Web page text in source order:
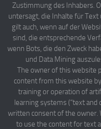
Zustimmung des Inhabers.
untersagt, die Inhalte für
gilt auch, wenn auf der
sind, die entsprechende
wenn Bots, die den Zweck
und Data Mining
The owner of this website
content from this website
training or operation of
learning systems (“text and
written consent of the owner.
to use the content for text